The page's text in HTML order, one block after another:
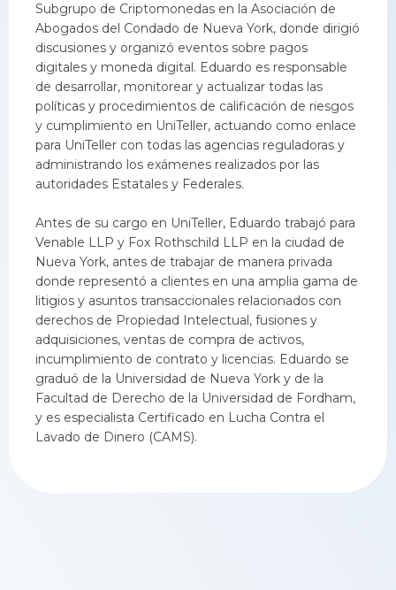
Subgrupo de Criptomonedas en la Asociación de
Abogados del Condado de Nueva York, donde dirigió
discusiones y organizó eventos sobre pagos
digitales y moneda digital. Eduardo es responsable
de desarrollar, monitorear y actualizar todas las
políticas y procedimientos de calificación de riesgos
y cumplimiento en UniTeller, actuando como enlace
para UniTeller con todas las agencias reguladoras y
administrando los exámenes realizados por las
autoridades Estatales y Federales.
Antes de su cargo en UniTeller, Eduardo trabajó para
Venable LLP y Fox Rothschild LLP en la ciudad de
Nueva York, antes de trabajar de manera privada
donde representó a clientes en una amplia gama de
litigios y asuntos transaccionales relacionados con
derechos de Propiedad Intelectual, fusiones y
adquisiciones, ventas de compra de activos,
incumplimiento de contrato y licencias. Eduardo se
graduó de la Universidad de Nueva York y de la
Facultad de Derecho de la Universidad de Fordham,
y es especialista Certificado en Lucha Contra el
Lavado de Dinero (CAMS).